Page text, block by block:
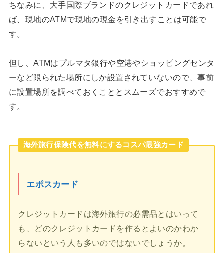
ちなみに、大手国際ブランドのクレジットカードであれ
ば、現地のATMで現地の現金を引き出すことは可能で
す。
但し、ATMはプルマタ銀行や空港やショッピングセンタ
ーなど限られた場所にしか設置されていないので、事前
に設置場所を調べておくこととスムーズでおすすめで
す。
海外旅行保険代を無料にするコスパ最強カード
エポスカード
クレジットカードは海外旅行の必需品とはいって
も、どのクレジットカードを作るとよいのかわか
らないという人も多いのではないでしょうか。